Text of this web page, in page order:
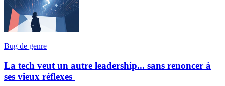
Bug de genre
La tech veut un autre leadership... sans renoncer à
ses vieux réflexes